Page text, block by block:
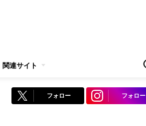
関連サイト
フォロー フォロー